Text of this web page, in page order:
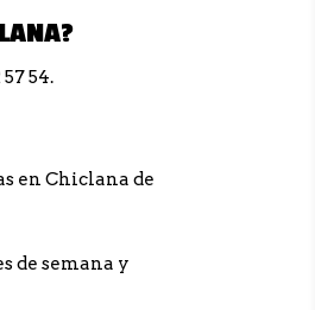
54.
en Chiclana de
de semana y